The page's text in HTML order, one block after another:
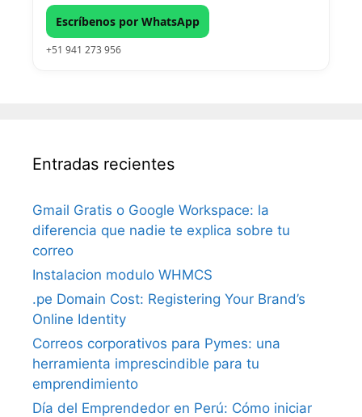
Escríbenos por WhatsApp
+51 941 273 956
Entradas recientes
Gmail Gratis o Google Workspace: la
diferencia que nadie te explica sobre tu
correo
Instalacion modulo WHMCS
.pe Domain Cost: Registering Your Brand’s
Online Identity
Correos corporativos para Pymes: una
herramienta imprescindible para tu
emprendimiento
Día del Emprendedor en Perú: Cómo iniciar